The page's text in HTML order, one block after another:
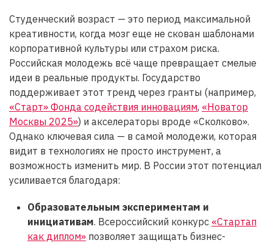
Студенческий возраст — это период максимальной
креативности, когда мозг еще не скован шаблонами
корпоративной культуры или страхом риска.
Российская молодежь всё чаще превращает смелые
идеи в реальные продукты. Государство
поддерживает этот тренд через гранты (например,
«Старт» Фонда содействия инновациям, «Новатор
Москвы 2025») и акселераторы вроде «Сколково».
Однако ключевая сила — в самой молодежи, которая
видит в технологиях не просто инструмент, а
возможность изменить мир. В России этот потенциал
усиливается благодаря:
Образовательным экспериментам и
инициативам. Всероссийский конкурс «Стартап
как диплом» позволяет защищать бизнес-